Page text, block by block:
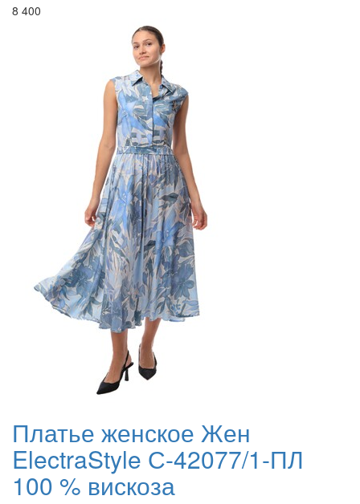
8 400
Платье женское Жен
ElectraStyle С-42077/1-ПЛ
100 % вискоза